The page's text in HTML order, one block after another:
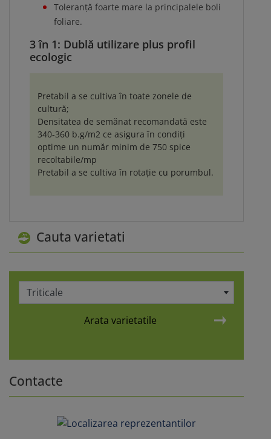
Cauta varietati
Triticale
Arata varietatile
Contacte
Toleranță foarte mare la principalele boli
foliare.
3 în 1: Dublă utilizare plus profil
ecologic
Pretabil a se cultiva în toate zonele de
cultură;
Densitatea de semănat recomandată este
340-360 b.g/m2 ce asigura în condiți
optime un număr minim de 750 spice
recoltabile/mp
Pretabil a se cultiva în rotație cu porumbul.